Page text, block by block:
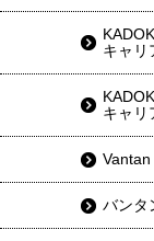
キャリ
キャリ
バンタ